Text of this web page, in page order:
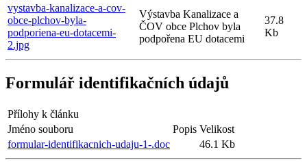
vystavba-kanalizace-a-cov-
obce-plchov-byla-
podporiena-eu-dotacemi-
2.jpg
Výstavba Kanalizace a
ČOV obce Plchov byla
podpořena EU dotacemi
37.8
Kb
Formulář identifikačních údajů
Přílohy k článku
Jméno souboru
Popis Velikost
formular-identifikacnich-udaju-1-.doc
46.1 Kb